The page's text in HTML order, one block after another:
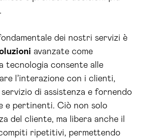
dei nostri servizi è
avanzate come
tecnologia consente alle
l’interazione con i clienti,
di assistenza e fornendo
e pertinenti. Ciò non solo
del cliente, ma libera anche il
ripetitivi, permettendo